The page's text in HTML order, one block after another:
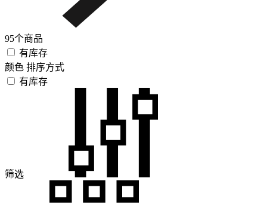
95个商品
有库存
颜色 排序方式
有库存
筛选